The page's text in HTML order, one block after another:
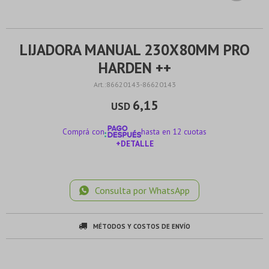
LIJADORA MANUAL 230X80MM PRO
HARDEN ++
86620143-86620143
USD 6,15
Comprá con
hasta en 12 cuotas
+DETALLE
Consulta por WhatsApp
MÉTODOS Y COSTOS DE ENVÍO